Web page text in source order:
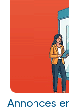
Annonces